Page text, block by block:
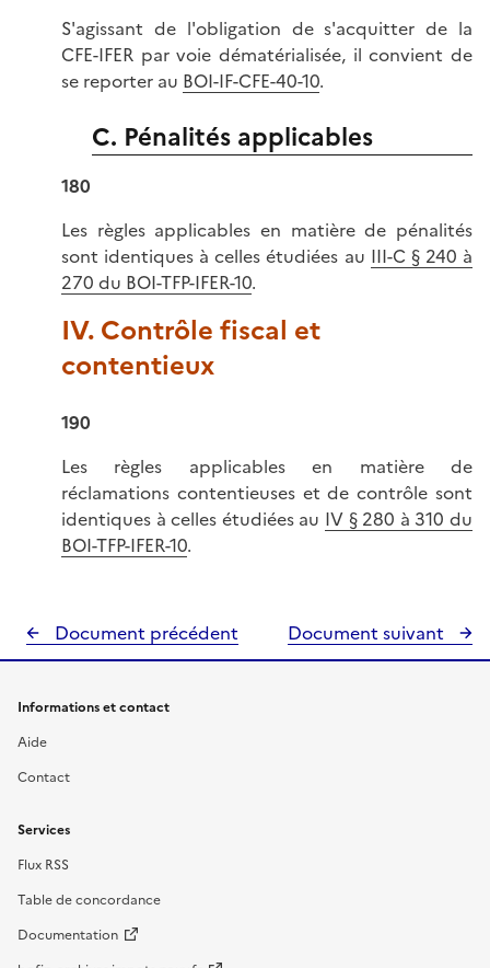
S'agissant de l'obligation de s'acquitter de la
CFE-IFER par voie dématérialisée, il convient de
se reporter au BOI-IF-CFE-40-10.
C. Pénalités applicables
180
Les règles applicables en matière de pénalités
sont identiques à celles étudiées au III-C § 240 à
270 du BOI-TFP-IFER-10.
IV. Contrôle fiscal et
contentieux
190
Les règles applicables en matière de
réclamations contentieuses et de contrôle sont
identiques à celles étudiées au IV § 280 à 310 du
BOI-TFP-IFER-10.
Document précédent Document suivant
Informations et contact
Aide
Contact
Services
Flux RSS
Table de concordance
Documentation